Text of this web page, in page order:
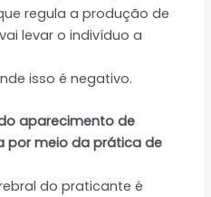
regula a produção de
levar o indivíduo a
isso é negativo.
aparecimento de
por meio da prática de
do praticante é